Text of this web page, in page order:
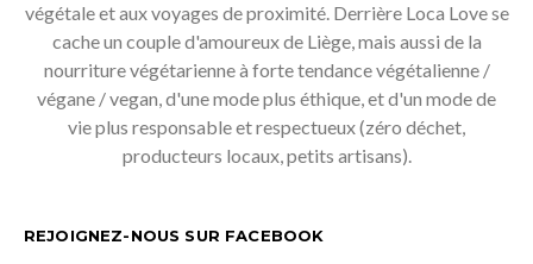
végétale et aux voyages de proximité. Derrière Loca Love se
cache un couple d'amoureux de Liège, mais aussi de la
nourriture végétarienne à forte tendance végétalienne /
végane / vegan, d'une mode plus éthique, et d'un mode de
vie plus responsable et respectueux (zéro déchet,
producteurs locaux, petits artisans).
REJOIGNEZ-NOUS SUR FACEBOOK